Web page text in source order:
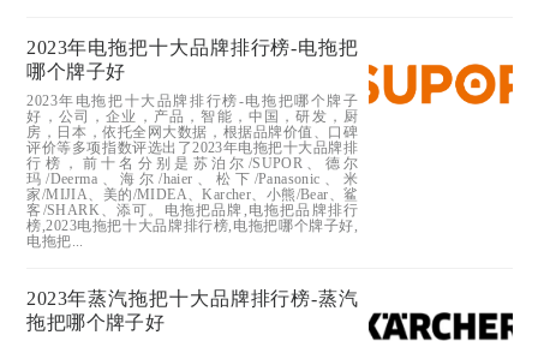
2023年电拖把十大品牌排行榜-电拖把
哪个牌子好
2023年电拖把十大品牌排行榜-电拖把哪个牌子
好，公司，企业，产品，智能，中国，研发，厨
房，日本，依托全网大数据，根据品牌价值、口碑
评价等多项指数评选出了2023年电拖把十大品牌排
行榜，前十名分别是苏泊尔/SUPOR、德尔
玛/Deerma、海尔/haier、松下/Panasonic、米
家/MIJIA、美的/MIDEA、Karcher、小熊/Bear、鲨
客/SHARK、添可。电拖把品牌,电拖把品牌排行
榜,2023电拖把十大品牌排行榜,电拖把哪个牌子好,
电拖把...
2023年蒸汽拖把十大品牌排行榜-蒸汽
拖把哪个牌子好